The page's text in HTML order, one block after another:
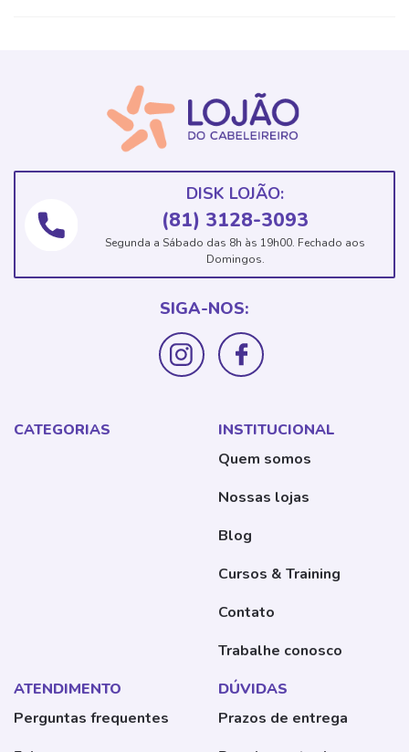
DISK LOJÃO:
(81) 3128-3093
Segunda a Sábado das 8h às 19h00. Fechado aos
Domingos.
SIGA-NOS:
CATEGORIAS
INSTITUCIONAL
Quem somos
Nossas lojas
Blog
Cursos & Training
Contato
Trabalhe conosco
ATENDIMENTO
Perguntas frequentes
DÚVIDAS
Prazos de entrega